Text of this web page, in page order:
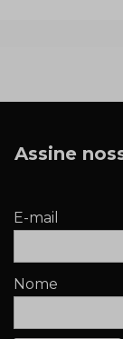
Assine
E-mail
Nome